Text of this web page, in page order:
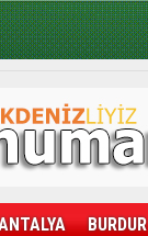
BURDUR